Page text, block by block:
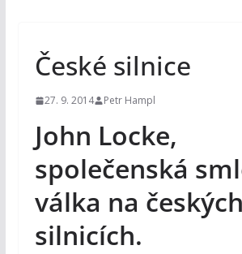
České silnice
27. 9. 2014 Petr Hampl
John Locke,
společenská
válka na českých
silnicích.